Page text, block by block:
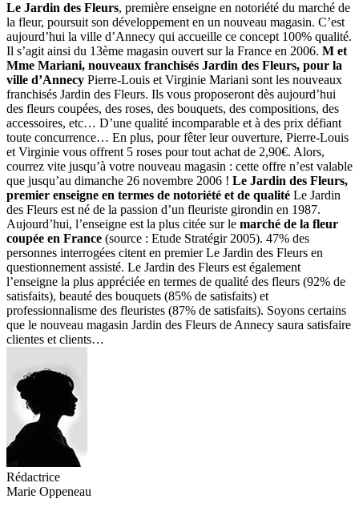
Le Jardin des Fleurs, première enseigne en notoriété du marché de
la fleur, poursuit son développement en un nouveau magasin. C’est
aujourd’hui la ville d’Annecy qui accueille ce concept 100% qualité.
Il s’agit ainsi du 13ème magasin ouvert sur la France en 2006. M et
Mme Mariani, nouveaux franchisés Jardin des Fleurs, pour la
ville d’Annecy Pierre-Louis et Virginie Mariani sont les nouveaux
franchisés Jardin des Fleurs. Ils vous proposeront dès aujourd’hui
des fleurs coupées, des roses, des bouquets, des compositions, des
accessoires, etc… D’une qualité incomparable et à des prix défiant
toute concurrence… En plus, pour fêter leur ouverture, Pierre-Louis
et Virginie vous offrent 5 roses pour tout achat de 2,90€. Alors,
courrez vite jusqu’à votre nouveau magasin : cette offre n’est valable
que jusqu’au dimanche 26 novembre 2006 ! Le Jardin des Fleurs,
premier enseigne en termes de notoriété et de qualité Le Jardin
des Fleurs est né de la passion d’un fleuriste girondin en 1987.
Aujourd’hui, l’enseigne est la plus citée sur le marché de la fleur
coupée en France (source : Etude Stratégir 2005). 47% des
personnes interrogées citent en premier Le Jardin des Fleurs en
questionnement assisté. Le Jardin des Fleurs est également
l’enseigne la plus appréciée en termes de qualité des fleurs (92% de
satisfaits), beauté des bouquets (85% de satisfaits) et
professionnalisme des fleuristes (87% de satisfaits). Soyons certains
que le nouveau magasin Jardin des Fleurs de Annecy saura satisfaire
clientes et clients…
Rédactrice
Marie Oppeneau